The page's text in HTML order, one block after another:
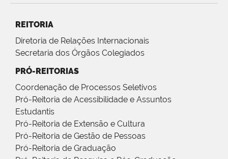
REITORIA
Diretoria de Relações Internacionais
Secretaria dos Órgãos Colegiados
PRÓ-REITORIAS
Coordenação de Processos Seletivos
Pró-Reitoria de Acessibilidade e Assuntos
Estudantis
Pró-Reitoria de Extensão e Cultura
Pró-Reitoria de Gestão de Pessoas
Pró-Reitoria de Graduação